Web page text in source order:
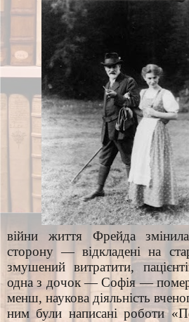
війни життя Фрейда
сторону — відкладені на
змушений витратити,
одна з дочок — Софія —
менш, наукова діяльність
ним були написані роботи